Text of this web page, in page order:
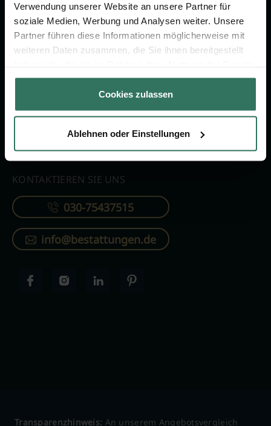
Verwendung unserer Website an unsere Partner für
soziale Medien, Werbung und Analysen weiter. Unsere
Partner führen diese Informationen möglicherweise mit
weiteren Daten zusammen, die Sie ihnen bereitgestellt
gesammelt haben.
Cookies zulassen
Ablehnen oder Einstellungen
Jetzt beraten lassen
FÜR SIE
Vergleich
Verzeichnis
FÜR BESTATTER
Online-Portal
Kostenlos registrieren
KONTAKTIEREN SIE UNS
030-75437515
info@bestattungen.de
Transparenzhinweis: An unserem Angebotsvergleich